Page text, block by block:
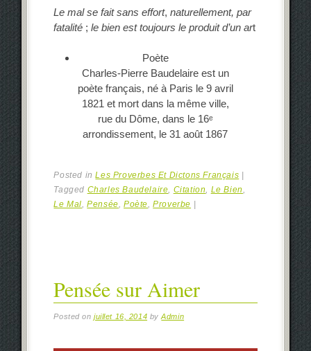
Le mal se fait sans effort,naturellement, par
fatalité ;le bien est toujours le produit d’un art
Poète
Charles-Pierre Baudelaire est un
poète français, né à Paris le 9 avril
1821 et mort dans la même ville,
rue du Dôme, dans le 16ᵉ
arrondissement, le 31 août 1867
Posted inLes Proverbes Et Dictons Français |
Tagged Charles Baudelaire Citation Le Bien
Le Mal ,Pensée ,Poète ,Proverbe |
Pensée sur Aimer
Posted onjuillet 16, 2014 byAdmin